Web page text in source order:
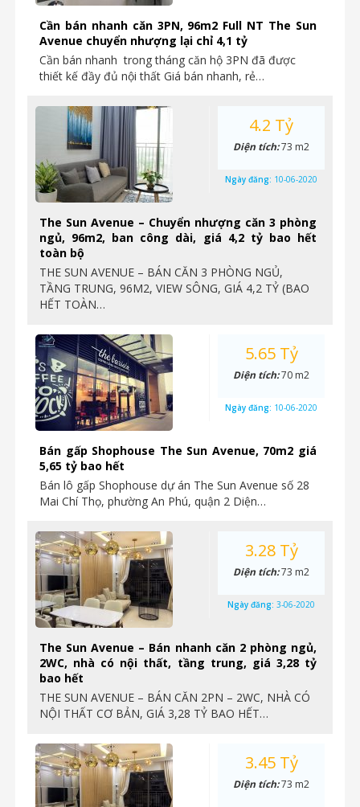
Cần bán nhanh căn 3PN, 96m2 Full NT The Sun
Avenue chuyển nhượng lại chỉ 4,1 tỷ
Cần bán nhanh trong tháng căn hộ 3PN đã được
thiết kế đầy đủ nội thất Giá bán nhanh, rẻ…
The Sun Avenue – Chuyển nhượng căn 3 phòng
ngủ, 96m2, ban công dài, giá 4,2 tỷ bao hết
toàn bộ
THE SUN AVENUE – BÁN CĂN 3 PHÒNG NGỦ,
TẦNG TRUNG, 96M2, VIEW SÔNG, GIÁ 4,2 TỶ (BAO
HẾT TOÀN…
4.2 Tỷ
Diện tích:73 m2
Ngày đăng: 10-06-2020
Bán gấp Shophouse The Sun Avenue, 70m2 giá
5,65 tỷ bao hết
Bán lô gấp Shophouse dự án The Sun Avenue số 28
Mai Chí Thọ, phường An Phú, quận 2 Diện…
5.65 Tỷ
Diện tích:70 m2
Ngày đăng: 10-06-2020
The Sun Avenue – Bán nhanh căn 2 phòng ngủ,
2WC, nhà có nội thất, tầng trung, giá 3,28 tỷ
bao hết
THE SUN AVENUE – BÁN CĂN 2PN – 2WC, NHÀ CÓ
NỘI THẤT CƠ BẢN, GIÁ 3,28 TỶ BAO HẾT…
3.28 Tỷ
Diện tích:73 m2
Ngày đăng: 3-06-2020
3.45 Tỷ
Diện tích:73 m2